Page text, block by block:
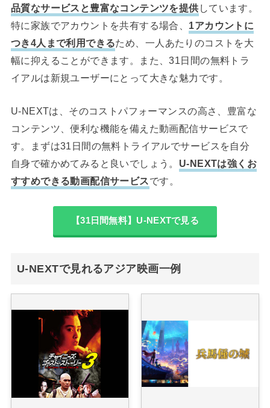
品質なサービスと豊富なコンテンツを提供 しています。
特に家族でアカウントを共有する場合、 1アカウントに
つき4人まで利用できるため、一人あたりのコストを大
幅に抑えることができます。また、31日間の無料トラ
イアルは新規ユーザーにとって大きな魅力です。
U-NEXTは、そのコストパフォーマンスの高さ、豊富な
コンテンツ、便利な機能を備えた動画配信サービスで
す。まずは31日間の無料トライアルでサービスを自分
自身で確かめてみると良いでしょう。 U-NEXTは強くお
すすめできる動画配信サービスです。
【31日間無料】U-NEXTで見る
U-NEXTで見れるアジア映画一例